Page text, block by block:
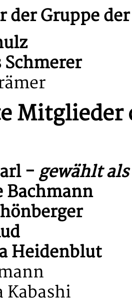
der Gruppe
Schmerer
Mitglieder
- gewählt
Bachmann
Heidenblut
Kabashi